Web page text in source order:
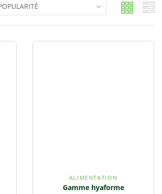
ALIMENTATION
Gamme hyaforme